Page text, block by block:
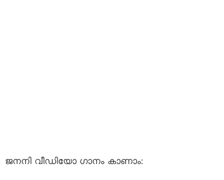
ജനനി വീഡിയോ ഗാനം കാണാം: